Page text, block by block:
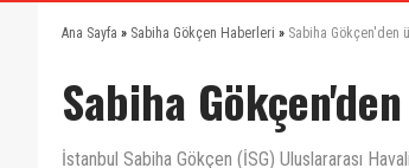
Ana Sayfa » Sabiha Gökçen Haberleri » Sabiha Gökçen'den
Sabiha
İstanbul Sabiha Gökçen (İSG) Uluslararası